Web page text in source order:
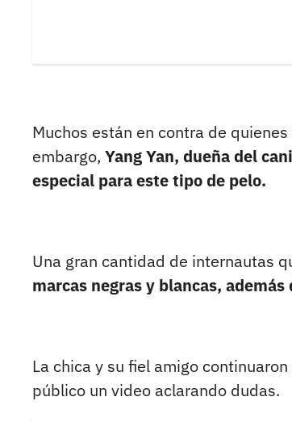
Muchos están en contra de
embargo, Yang Yan, dueña del
especial para este tipo de pelo.
Una gran cantidad de internautas
marcas negras y blancas,
La chica y su fiel amigo
público un video aclarando dudas.